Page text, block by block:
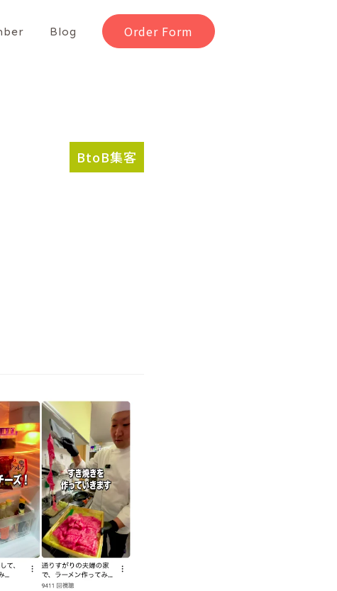
Blog Order Form
BtoB集客